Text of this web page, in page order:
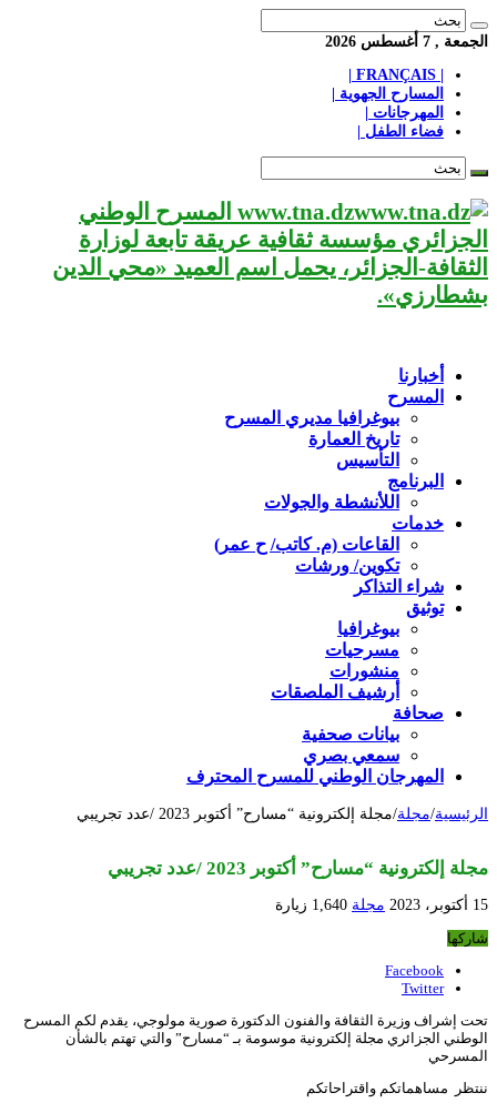
الجمعة , 7 أغسطس 2026
المسارح الجهوية |
المهرجانات |
فضاء الطفل |
www.tna.dz المسرح الوطني
الجزائري مؤسسة ثقافية عريقة تابعة لوزارة
الثقافة-الجزائر، يحمل اسم العميد «محي الدين
بشطارزي».
أخبارنا
المسرح
بيوغرافيا مديري المسرح
تاريخ العمارة
التأسيس
البرنامج
اللأنشطة والجولات
خدمات
القاعات (م. كاتب/ ح عمر)
تكوين/ ورشات
شراء التذاكر
توثيق
بيوغرافيا
مسرحيات
منشورات
أرشيف الملصقات
صحافة
بيانات صحفية
سمعي بصري
المهرجان الوطني للمسرح المحترف
الرئيسية/مجلة/مجلة إلكترونية “مسارح” أكتوبر 2023 /عدد تجريبي
مجلة إلكترونية “مسارح” أكتوبر 2023 /عدد تجريبي
15 أكتوبر، 2023 مجلة 1,640 زيارة
شاركها
Facebook
Twitter
تحت إشراف وزيرة الثقافة والفنون الدكتورة صورية مولوجي، يقدم لكم المسرح
الوطني الجزائري مجلة إلكترونية موسومة بـ “مسارح” والتي تهتم بالشأن
المسرحي
ننتظر مساهماتكم واقتراحاتكم